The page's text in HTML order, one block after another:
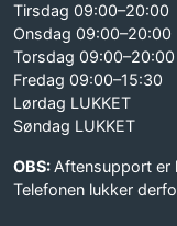
Tirsdag 09:00–20:00
Onsdag 09:00–20:00
Torsdag 09:00–20:00
Fredag 09:00–15:30
Lørdag LUKKET
Søndag LUKKET
OBS: Aftensupport er
Telefonen lukker